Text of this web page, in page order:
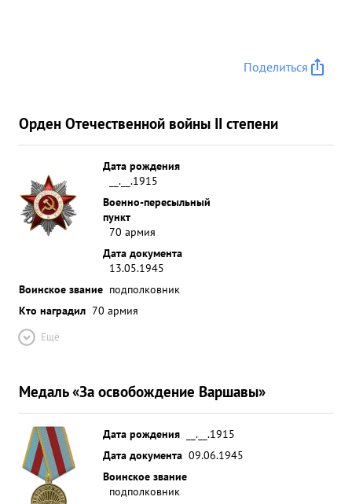
Поделиться
Орден Отечественной войны II степени
Дата рождения
__.__.1915
Военно-пересыльный
пункт
70 армия
Дата документа
13.05.1945
Воинское звание подполковник
Кто наградил 70 армия
Ещё
Медаль «За освобождение Варшавы»
Дата рождения
__.__.1915
Дата документа 09.06.1945
Воинское звание
подполковник